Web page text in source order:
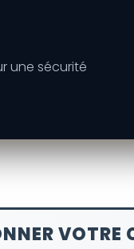
une sécurité
VOTRE